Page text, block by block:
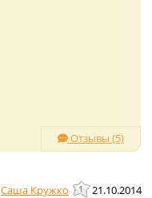
Отзывы (5)
Саша Кружко
21.10.2014